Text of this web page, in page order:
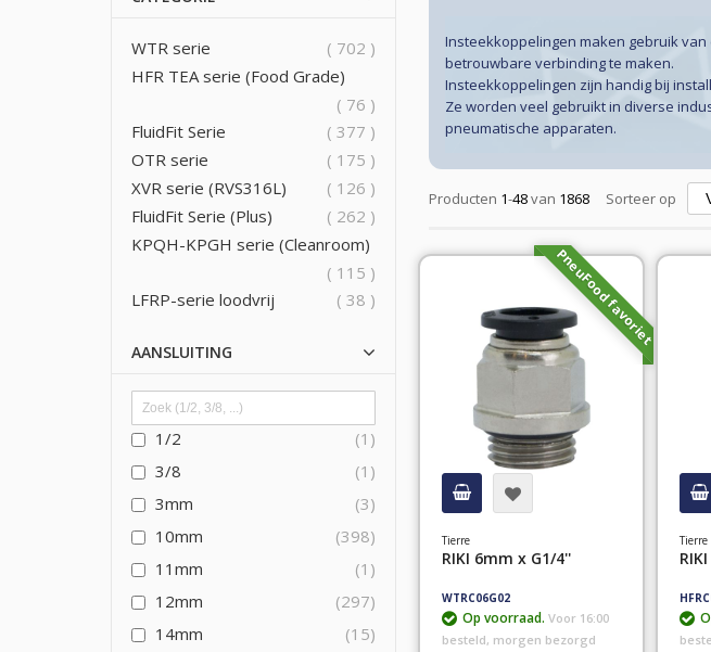
Insteekkoppelingen maken gebruik
betrouwbare verbinding te maken.
Insteekkoppelingen zijn handig bij
Ze worden veel gebruikt in diverse
pneumatische apparaten.
Producten 1-48van 1868 Sorteer op
PneuFood favoriet
Tierre
RIKI 6mm x G1/4''
WTRC06G02
Op voorraad. Voor 16:00
besteld, morgen bezorgd
Tierre
WTR serie 702 producten
HFR TEA serie (Food Grade)
76 producten
FluidFit Serie
377 producten
OTR serie
175 producten
XVR serie (RVS316L)
126 producten
FluidFit Serie (Plus)
262 producten
KPQH-KPGH serie (Cleanroom)
115 producten
LFRP-serie loodvrij
38 producten
AANSLUITING
1/2
1
3/8
1
3mm
3
10mm
398
11mm
1
12mm
297
14mm
15